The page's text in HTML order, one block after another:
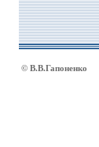
© В.В.Гапоненко